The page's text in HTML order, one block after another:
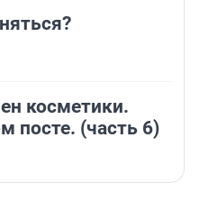
косметики.
посте. (часть 6)